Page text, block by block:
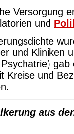
Versorgung
und
und Kliniken
gab
Kreise und
aus